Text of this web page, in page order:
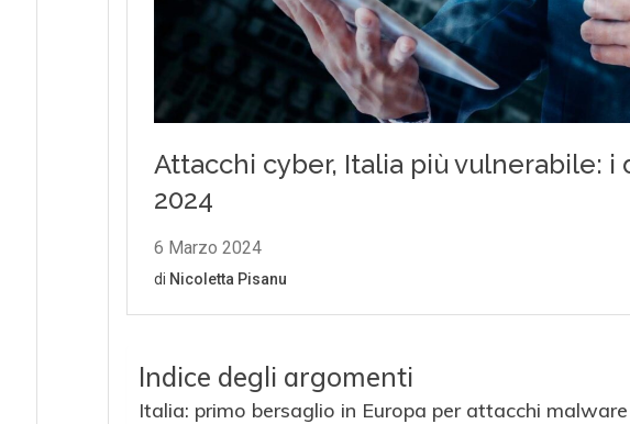
Indice degli argomenti
Italia: primo bersaglio in Europa per attacchi malware